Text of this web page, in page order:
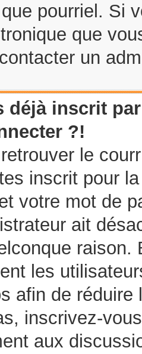
pourriel. Si
que
un
déjà inscrit
?!
le
inscrit pour
votre mot de
ait
les
afin de
inscrivez-
aux